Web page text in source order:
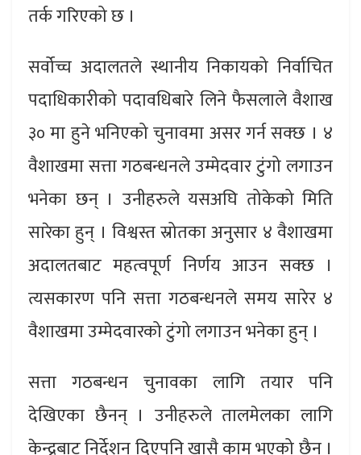
तर्क गरिएको छ ।
सर्वोच्च अदालतले स्थानीय निकायको निर्वाचित
पदाधिकारीको पदावधिबारे लिने फैसलाले वैशाख
३० मा हुने भनिएको चुनावमा असर गर्न सक्छ । ४
वैशाखमा सत्ता गठबन्धनले उम्मेदवार टुंगो लगाउन
भनेका छन् । उनीहरुले यसअघि तोकेको मिति
सारेका हुन् । विश्वस्त स्रोतका अनुसार ४ वैशाखमा
अदालतबाट महत्वपूर्ण निर्णय आउन सक्छ ।
त्यसकारण पनि सत्ता गठबन्धनले समय सारेर ४
वैशाखमा उम्मेदवारको टुंगो लगाउन भनेका हुन् ।
सत्ता गठबन्धन चुनावका लागि तयार पनि
देखिएका छैनन् । उनीहरुले तालमेलका लागि
केन्द्रबाट निर्देशन दिएपनि खासै काम भएको छैन ।